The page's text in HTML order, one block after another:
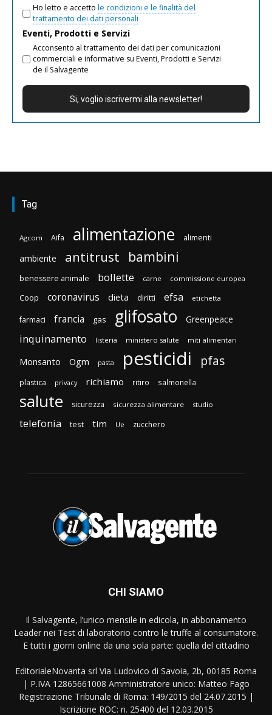
Ho letto e accetto le condizioni e le finalità del
trattamento dei dati personali
Eventi, Prodotti e Servizi
Acconsento al trattamento dei dati per comunicazioni
commerciali e informative su Eventi, Prodotti e Servizi
de il Salvagente
Tag
Agcom Aifa alimentazione alimenti
ambiente antitrust bambini
benessere animale bollette carne commissione europea
Coop coronavirus dieta diritti efsa etichetta
farmaci francia gas glifosato Greenpeace
inquinamento listeria ministero salute miti alimentari
Monsanto Ogm pasta pesticidi pfas
plastica privacy richiamo ritiro salmonella
salute sicurezza sicurezza alimentare studio
telefonia test tim Ue zucchero
CHI SIAMO
Il Salvagente, l’unico mensile in edicola, in abbonamento
Leader nei Test di laboratorio contro le truffe al consumatore.
E tutti i giorni online da una sola parte: quella del cittadino
EditorialeNovanta srl Via Ludovico di Savoia, 2b, 00185 Roma
| P.IVA 12865661008 Amministratore unico: Matteo Fago
Registrazione Tribunale di Roma: 149/2015 del 24.07.2015 |
Iscrizione ROC: n. 25400 del 12.03.2015